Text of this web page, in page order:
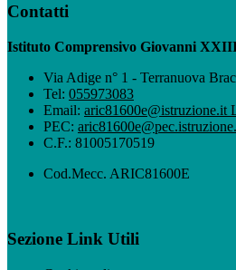
Contatti
Istituto Comprensivo Giovanni
Via Adige n° 1 - Terranuova
Tel: 055973083
Email: aric81600e@istruzione.it
PEC:
C.F.: 81005170519
Cod.Mecc. ARIC81600E
Sezione Link Utili